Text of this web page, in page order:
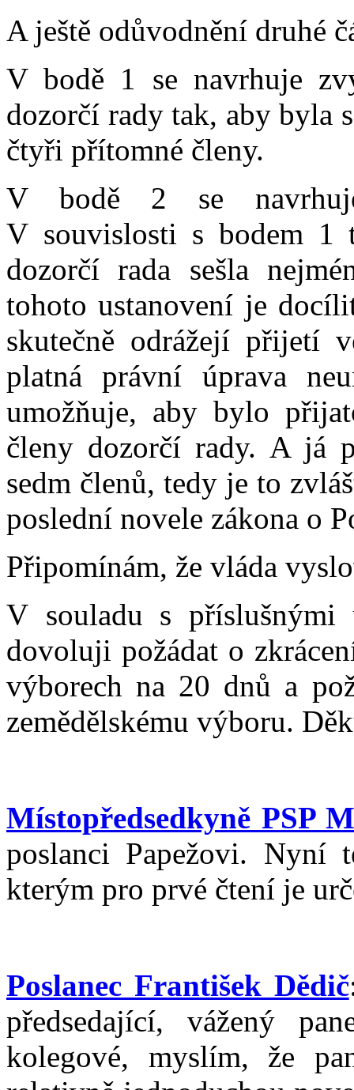
A ještě odůvodnění druhé
V bodě 1 se navrhuje
dozorčí rady tak, aby byla
čtyři přítomné členy.
V bodě 2 se
V souvislosti s bodem 1
dozorčí rada sešla
tohoto ustanovení je
skutečně odrážejí přijetí
platná právní úprava
umožňuje, aby bylo
členy dozorčí rady. A já
sedm členů, tedy je to
poslední novele zákona o
Připomínám, že vláda
V souladu s příslušnými
dovoluji požádat o
výborech na 20 dnů a
zemědělskému výboru.
Místopředsedkyně PSP
poslanci Papežovi. Nyní
kterým pro prvé čtení je
Poslanec František Dědič
předsedající, vážený
kolegové, myslím, že